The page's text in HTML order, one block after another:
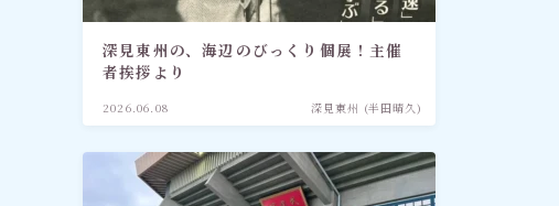
深見東州の、海辺のびっくり個展！主催
者挨拶より
2026.06.08 深見東州 (半田晴久)